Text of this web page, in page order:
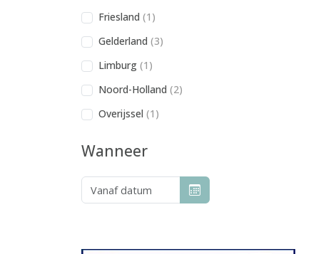
Friesland (1)
Gelderland (3)
Limburg (1)
Noord-Holland (2)
Overijssel (1)
Wanneer